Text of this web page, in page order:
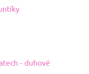
- duhové